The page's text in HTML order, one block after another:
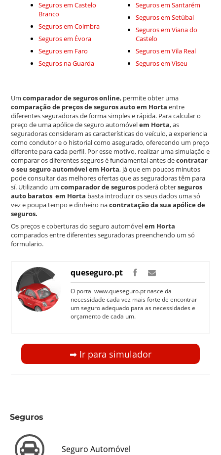
Seguros em Castelo
Branco
Seguros em Coimbra
Seguros em Évora
Seguros em Faro
Seguros na Guarda
Seguros em Santarém
Seguros em Setúbal
Seguros em Viana do
Castelo
Seguros em Vila Real
Seguros em Viseu
Umcomparador de seguros online, permite obter uma
comparação de preços de seguros auto em Hortaentre
diferentes seguradoras de forma simples e rápida. Para calcular o
preço de uma apólice de seguro automóvelem Horta, as
seguradoras consideram as características do veículo, a experiencia
como condutor e o historial como asegurado, oferecendo um preço
diferente para cada perfil. Por esse motivo, realizar uma simulação e
comparar os diferentes seguros é fundamental antes decontratar
o seu seguro automóvel em Horta, já que em poucos minutos
pode consultar das melhores ofertas que as seguradoras têm para
sí. Utilizando um comparador de seguros poderá obterseguros
auto baratos em Horta basta introduzir os seus dados uma só
vez e poupa tempo e dinheiro nacontratação da sua apólice de
seguros.
Os preços e coberturas do seguro automóvelem Horta
comparados entre diferentes seguradoras preenchendo um só
formulario.
queseguro.pt
O portal www.queseguro.pt nasce da
necessidade cada vez mais forte de encontrar
um seguro adequado para as necessidades e
orçamento de cada um.
➡︎ Ir para simulador
Seguros
Seguro Automóvel